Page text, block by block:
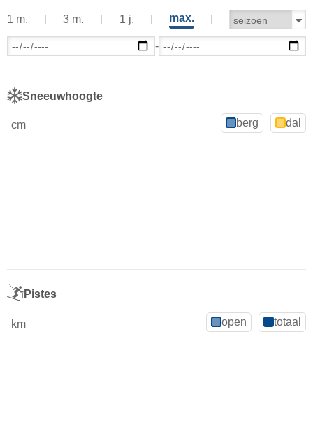
1 m. 3 m. 1 j. max.
-
Sneeuwhoogte
cm berg dal
Pistes
km open totaal